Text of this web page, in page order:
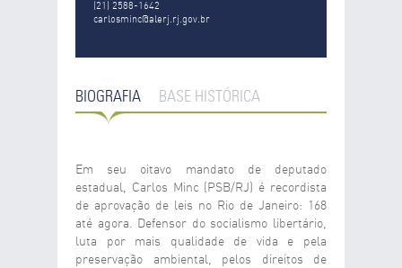
(21) 2588-1642
carlosminc@alerj.rj.gov.br
BIOGRAFIA BASE HISTÓRICA
Em seu oitavo mandato de deputado
estadual, Carlos Minc (PSB/RJ) é recordista
de aprovação de leis no Rio de Janeiro: 168
até agora. Defensor do socialismo libertário,
luta por mais qualidade de vida e pela
preservação ambiental, pelos direitos de